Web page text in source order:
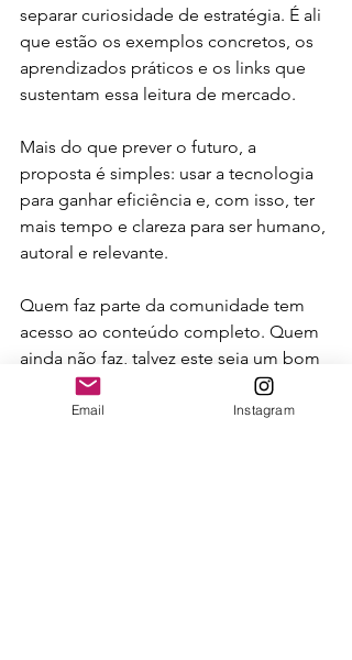
separar curiosidade de estratégia. É ali
que estão os exemplos concretos, os
aprendizados práticos e os links que
sustentam essa leitura de mercado.
Mais do que prever o futuro, a
proposta é simples: usar a tecnologia
para ganhar eficiência e, com isso, ter
mais tempo e clareza para ser humano,
autoral e relevante.
Quem faz parte da comunidade tem
acesso ao conteúdo completo. Quem
ainda não faz, talvez este seja um bom
momento para entender por quê.
fotografia profissional
mercado fotográfico
Email Instagram